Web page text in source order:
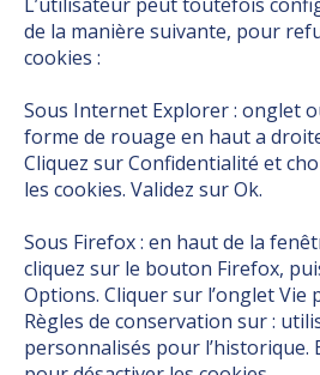
de la manière suivante, pour
cookies :
Sous Internet Explorer : onglet
forme de rouage en haut a
Cliquez sur Confidentialité et
les cookies. Validez sur Ok.
Sous Firefox : en haut de la
cliquez sur le bouton Firefox,
Options. Cliquer sur l’onglet Vie
Règles de conservation sur :
personnalisés pour l’historique.